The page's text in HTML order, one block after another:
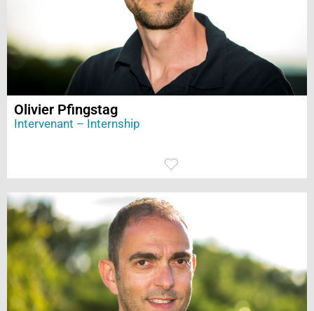
Olivier Pfingstag
Intervenant – Internship